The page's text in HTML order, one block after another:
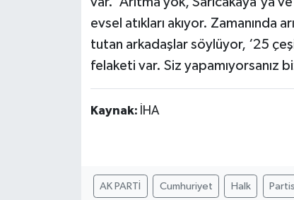
evsel atıkları akıyor. Zamanında
tutan arkadaşlar söylüyor, ‘25
felaketi var. Siz yapamıyorsanız
Kaynak: İHA
AK PARTİ Cumhuriyet Halk